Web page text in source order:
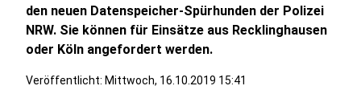
den neuen Datenspeicher-Spürhunden der Polizei
NRW. Sie können für Einsätze aus Recklinghausen
oder Köln angefordert werden.
Veröffentlicht: Mittwoch, 16.10.2019 15:41